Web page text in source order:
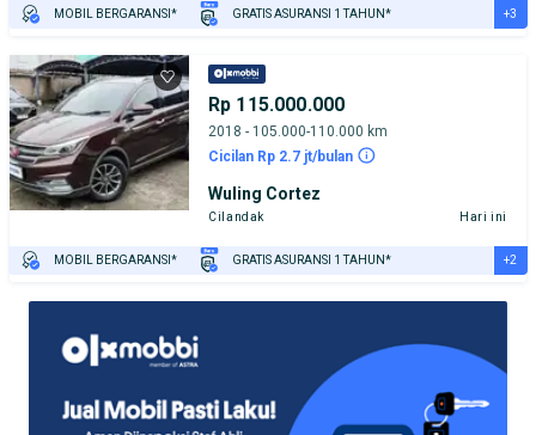
MOBIL BERGARANSI* GRATIS ASURANSI 1 TAHUN*
PENJUAL TERVERIFIKASI
+3
Rp 115.000.000
2018 - 105.000-110.000 km
Cicilan Rp 2.7 jt/bulan
Wuling Cortez
Cilandak Hari ini
MOBIL BERGARANSI* GRATIS ASURANSI 1 TAHUN* +2